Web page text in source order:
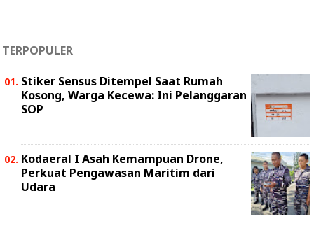
TERPOPULER
Stiker Sensus Ditempel Saat Rumah
Kosong, Warga Kecewa: Ini Pelanggaran
SOP
Kodaeral I Asah Kemampuan Drone,
Perkuat Pengawasan Maritim dari
Udara